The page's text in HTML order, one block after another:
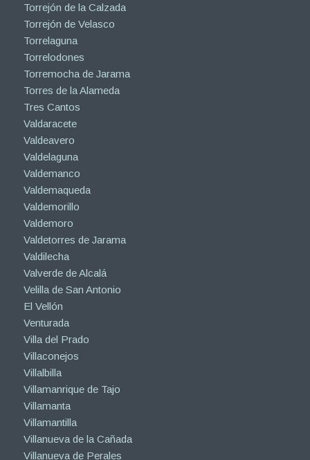
Torrejón de la Calzada
Torrejón de Velasco
Torrelaguna
Torrelodones
Torremocha de Jarama
Torres de la Alameda
Tres Cantos
Valdaracete
Valdeavero
Valdelaguna
Valdemanco
Valdemaqueda
Valdemorillo
Valdemoro
Valdetorres de Jarama
Valdilecha
Valverde de Alcalá
Velilla de San Antonio
El Vellón
Venturada
Villa del Prado
Villaconejos
Villalbilla
Villamanrique de Tajo
Villamanta
Villamantilla
Villanueva de la Cañada
Villanueva de Perales